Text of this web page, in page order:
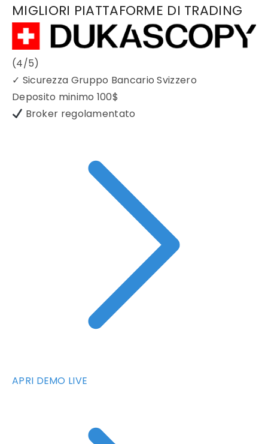
MIGLIORI PIATTAFORME DI TRADING
(4/5)
✓ Sicurezza Gruppo Bancario Svizzero
Deposito minimo 100$
Broker regolamentato
APRI DEMO LIVE